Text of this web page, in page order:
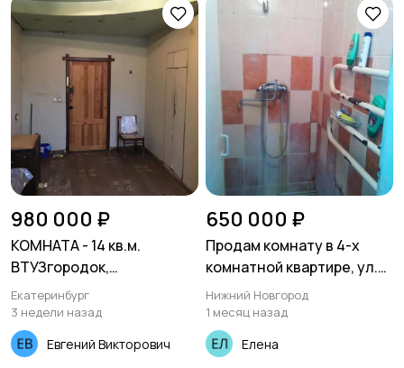
980 000 ₽
КОМНАТА - 14 кв.м.
ВТУЗгородок,
Студенческая-56
Екатеринбург
3 недели назад
Евгений Викторович
650 000 ₽
Продам комнату в 4-х
комнатной квартире, ул.
Бекетова, д. 58\2, кв. 27,
комн. 1
Нижний Новгород
1 месяц назад
Елена